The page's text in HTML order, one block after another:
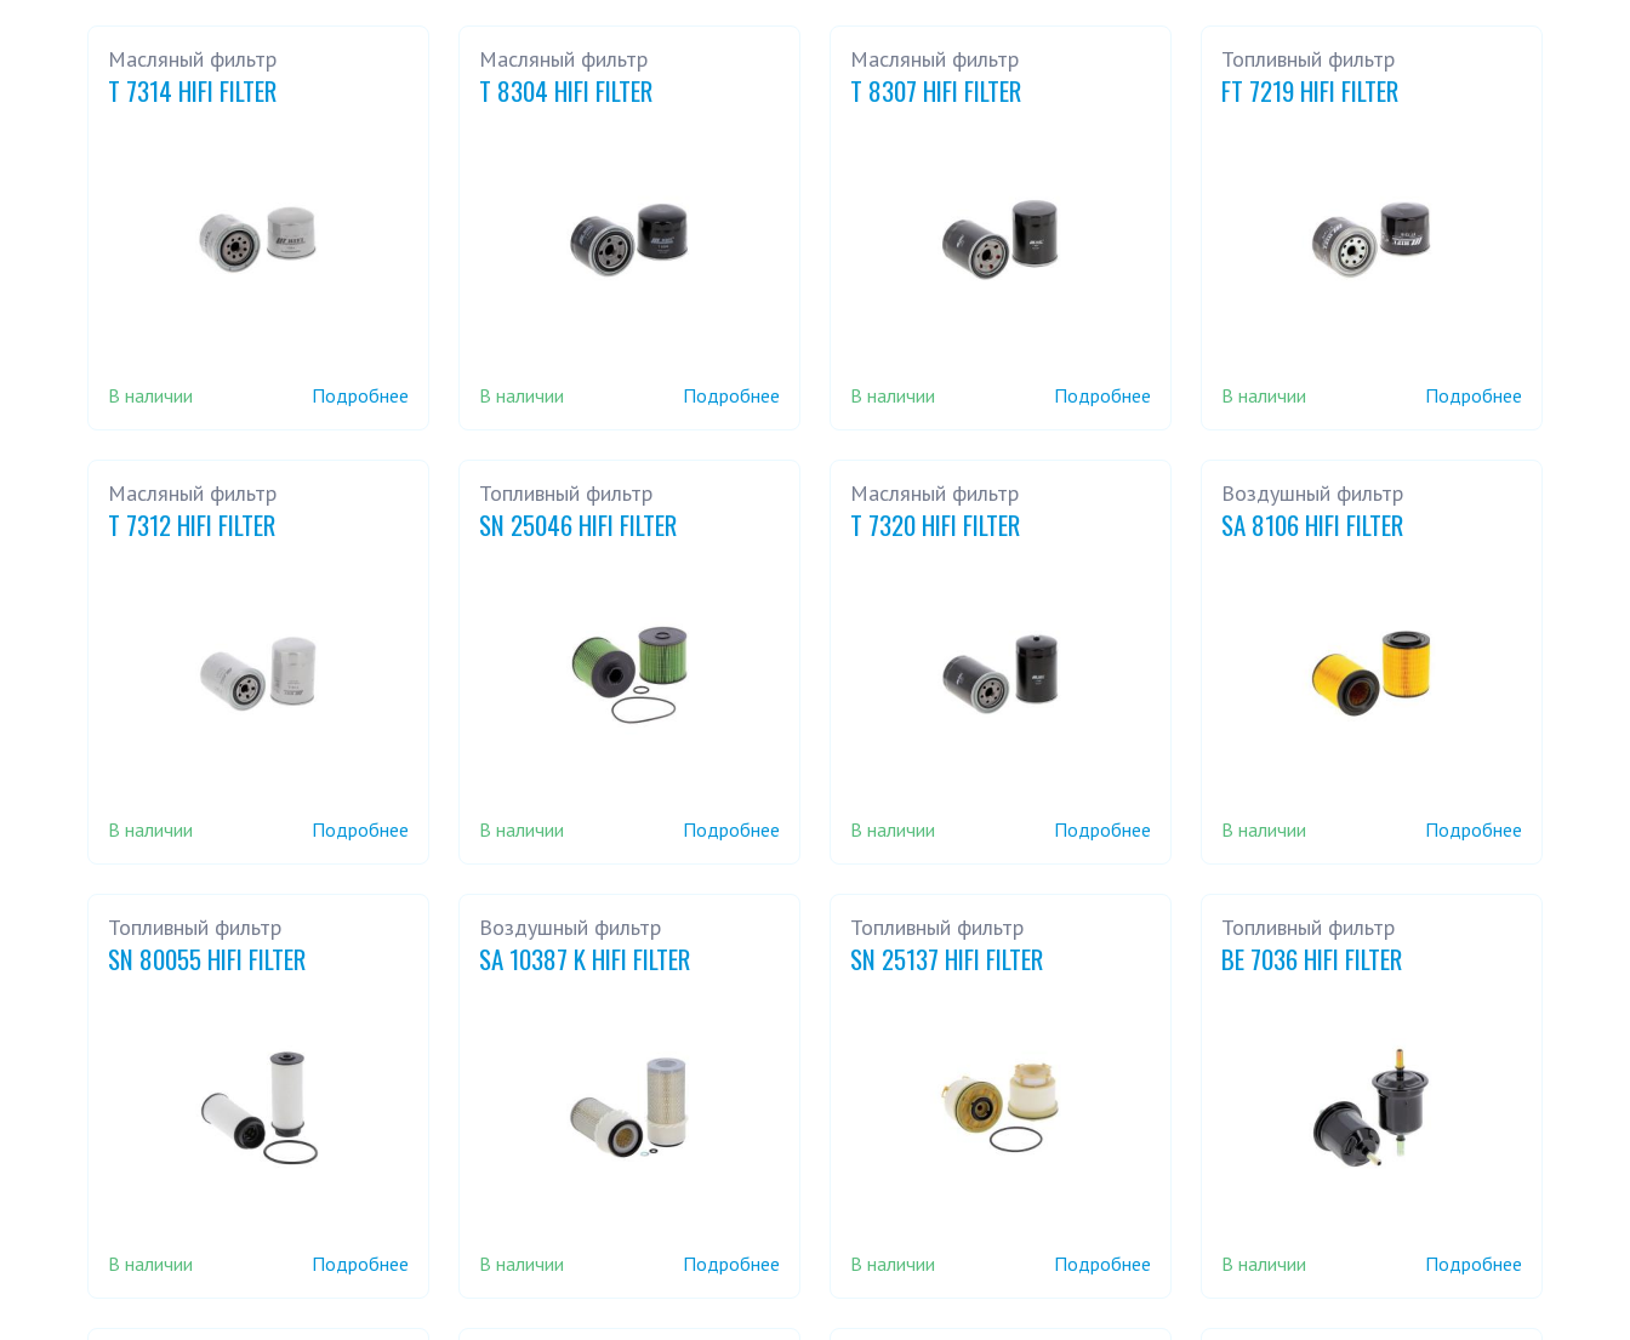
Масляный фильтр
T 7314 HIFI FILTER
В наличии Подробнее
Масляный фильтр
T 8304 HIFI FILTER
В наличии Подробнее
Масляный фильтр
T 8307 HIFI FILTER
В наличии Подробнее
Топливный фильтр
FT 7219 HIFI FILTER
В наличии Подробнее
Масляный фильтр
T 7312 HIFI FILTER
В наличии Подробнее
Топливный фильтр
SN 25046 HIFI FILTER
В наличии Подробнее
Масляный фильтр
T 7320 HIFI FILTER
В наличии Подробнее
Воздушный фильтр
SA 8106 HIFI FILTER
В наличии Подробнее
Топливный фильтр
SN 80055 HIFI FILTER
В наличии Подробнее
Воздушный фильтр
SA 10387 K HIFI FILTER
В наличии Подробнее
Топливный фильтр
SN 25137 HIFI FILTER
В наличии Подробнее
Топливный фильтр
BE 7036 HIFI FILTER
В наличии Подробнее